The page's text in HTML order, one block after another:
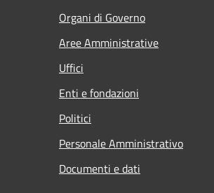
Organi di Governo
Aree Amministrative
Uffici
Enti e fondazioni
Politici
Personale Amministrativo
Documenti e dati